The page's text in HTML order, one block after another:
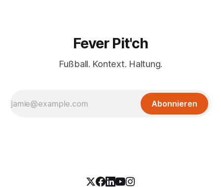
Fever Pit'ch
Fußball. Kontext. Haltung.
Abonnieren